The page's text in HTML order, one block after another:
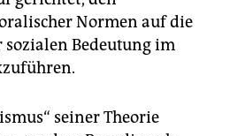
Normen auf die
Bedeutung im
seiner Theorie